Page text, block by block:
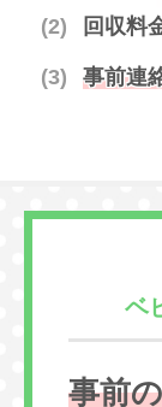
回収料
事前連
ベ
事前